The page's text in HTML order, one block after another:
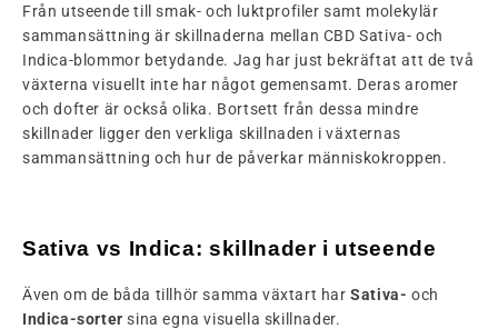
Från utseende till smak- och luktprofiler samt molekylär
sammansättning är skillnaderna mellan CBD Sativa- och
Indica-blommor betydande. Jag har just bekräftat att de två
växterna visuellt inte har något gemensamt. Deras aromer
och dofter är också olika. Bortsett från dessa mindre
skillnader ligger den verkliga skillnaden i växternas
sammansättning och hur de påverkar människokroppen.
Sativa vs Indica: skillnader i utseende
Även om de båda tillhör samma växtart harSativa- och
Indica-sorter sina egna visuella skillnader.